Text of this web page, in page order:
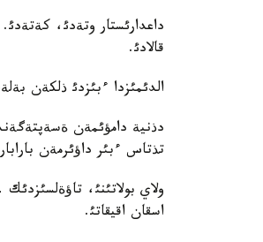
داعدارئستار وتةدئ،
قالادئ.
الدئمئزدا ءبئزدئ ذلكةن
دذنية دامؤئمةن
تذتاس ءبئر داؤئرمةن
ولاي بولاتئنئ،
اسقان اقيقاتئ.